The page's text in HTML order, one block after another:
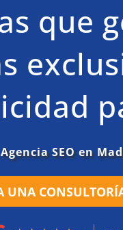
que
Agencia SEO en
UNA